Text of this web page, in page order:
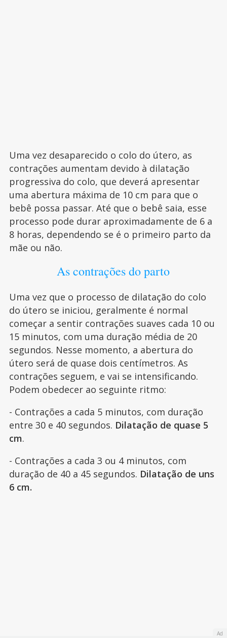
Uma vez desaparecido o colo do útero, as
contrações aumentam devido à dilatação
progressiva do colo, que deverá apresentar
uma abertura máxima de 10 cm para que o
bebê possa passar. Até que o bebê saia, esse
processo pode durar aproximadamente de 6 a
8 horas, dependendo se é o primeiro parto da
mãe ou não.
As contrações do parto
Uma vez que o processo de dilatação do colo
do útero se iniciou, geralmente é normal
começar a sentir contrações suaves cada 10 ou
15 minutos, com uma duração média de 20
segundos. Nesse momento, a abertura do
útero será de quase dois centímetros. As
contrações seguem, e vai se intensificando.
Podem obedecer ao seguinte ritmo:
- Contrações a cada 5 minutos, com duração
entre 30 e 40 segundos. Dilatação de quase 5
cm.
- Contrações a cada 3 ou 4 minutos, com
duração de 40 a 45 segundos. Dilatação de uns
6 cm.
Ad